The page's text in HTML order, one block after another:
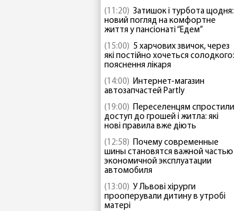
(11:20) Затишок і турбота щодня:
новий погляд на комфортне
життя у пансіонаті “Едем”
(15:00) 5 харчових звичок, через
які постійно хочеться солодкого:
пояснення лікаря
(14:00) Интернет-магазин
автозапчастей Partly
(19:00) Переселенцям спростили
доступ до грошей і житла: які
нові правила вже діють
(12:58) Почему современные
шины становятся важной частью
экономичной эксплуатации
автомобиля
(13:00) У Львові хірурги
прооперували дитину в утробі
матері